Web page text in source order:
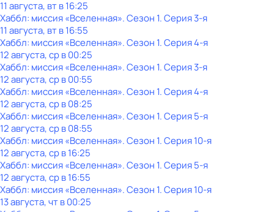
11 августа, вт в 16:25
Хаббл: миссия «Вселенная». Сезон 1. Серия 3-я
11 августа, вт в 16:55
Хаббл: миссия «Вселенная». Сезон 1. Серия 4-я
12 августа, ср в 00:25
Хаббл: миссия «Вселенная». Сезон 1. Серия 3-я
12 августа, ср в 00:55
Хаббл: миссия «Вселенная». Сезон 1. Серия 4-я
12 августа, ср в 08:25
Хаббл: миссия «Вселенная». Сезон 1. Серия 5-я
12 августа, ср в 08:55
Хаббл: миссия «Вселенная». Сезон 1. Серия 10-я
12 августа, ср в 16:25
Хаббл: миссия «Вселенная». Сезон 1. Серия 5-я
12 августа, ср в 16:55
Хаббл: миссия «Вселенная». Сезон 1. Серия 10-я
13 августа, чт в 00:25